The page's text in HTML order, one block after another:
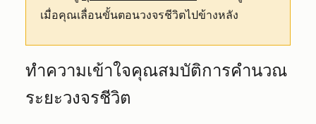
เมื่อคุณเลื่อนขั้นตอนวงจรชีวิตไปข้างหลัง
ทำความเข้าใจคุณสมบัติการคำนวณ
ระยะวงจรชีวิต